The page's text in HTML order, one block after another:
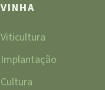
VINHA
Viticultura
Implantação
Cultura